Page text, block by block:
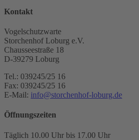
Kontakt
Vogelschutzwarte
Storchenhof Loburg e.V.
Chausseestraße 18
D-39279 Loburg
Tel.: 039245/25 16
Fax: 039245/25 16
E-Mail: info@storchenhof-loburg.de
Öffnungszeiten
Täglich 10.00 Uhr bis 17.00 Uhr